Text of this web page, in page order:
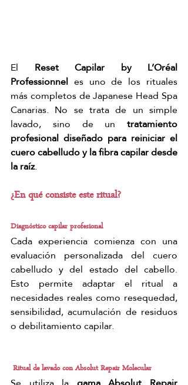
El Reset Capilar by L’Oréal
Professionnel es uno de los rituales
más completos de Japanese Head Spa
Canarias. No se trata de un simple
lavado, sino de un tratamiento
profesional diseñado para reiniciar el
cuero cabelludo y la fibra capilar desde
la raíz.
¿En qué consiste este ritual?
Diagnóstico capilar profesional
Cada experiencia comienza con una
evaluación personalizada del cuero
cabelludo y del estado del cabello.
Esto permite adaptar el ritual a
necesidades reales como resequedad,
sensibilidad, acumulación de residuos
o debilitamiento capilar.
Ritual de lavado con Absolut Repair Molecular